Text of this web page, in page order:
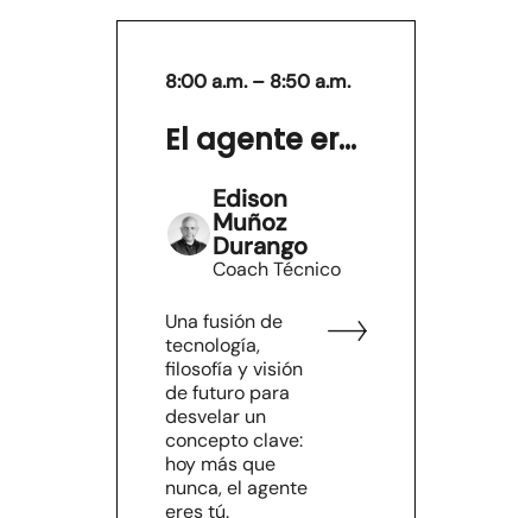
8:00 a.m. – 8:50 a.m.
El agente eres tú
Edison
Muñoz
Durango
Coach Técnico
Una fusión de
tecnología,
filosofía y visión
de futuro para
desvelar un
concepto clave:
hoy más que
nunca, el agente
eres tú.